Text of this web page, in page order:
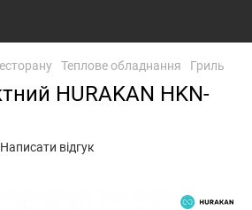
Теплове обладнання Гриль
HURAKAN HKN-
Написати відгук